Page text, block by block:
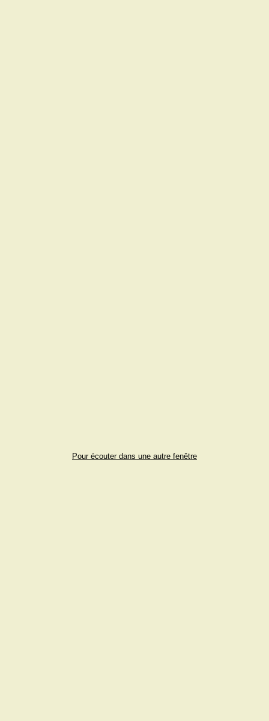
Pour écouter dans une autre fenêtre